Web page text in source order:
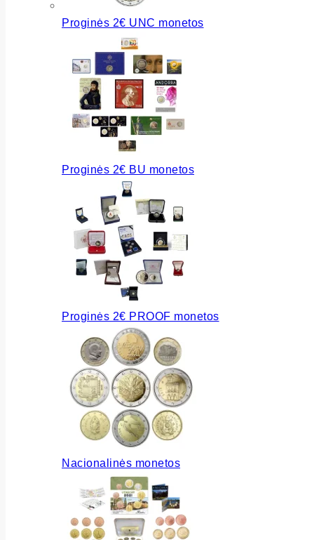
Proginės 2€ UNC monetos
Proginės 2€ BU monetos
Proginės 2€ PROOF monetos
Nacionalinės monetos